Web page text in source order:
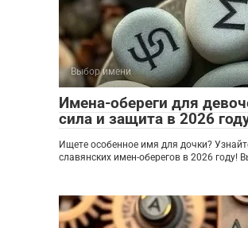
Выбор имени
Имена-обереги для
сила и защита в 2026
Ищете особенное имя для дочки?
славянских имен-оберегов в 2026 году!